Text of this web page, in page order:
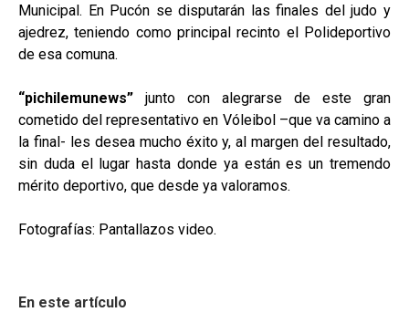
Municipal. En Pucón se disputarán las finales del judo y
ajedrez, teniendo como principal recinto el Polideportivo
de esa comuna.
“pichilemunews” junto con alegrarse de este gran
cometido del representativo en Vóleibol –que va camino a
la final- les desea mucho éxito y, al margen del resultado,
sin duda el lugar hasta donde ya están es un tremendo
mérito deportivo, que desde ya valoramos.
Fotografías: Pantallazos video.
En este artículo